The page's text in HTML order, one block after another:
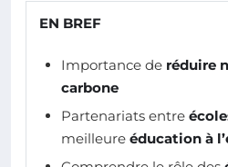
EN BREF
Importance de réduire
carbone
Partenariats entre
meilleure éducation à